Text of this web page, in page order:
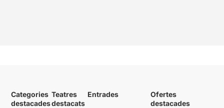
Categories
destacades
Teatres
destacats
Entrades
Ofertes
destacades